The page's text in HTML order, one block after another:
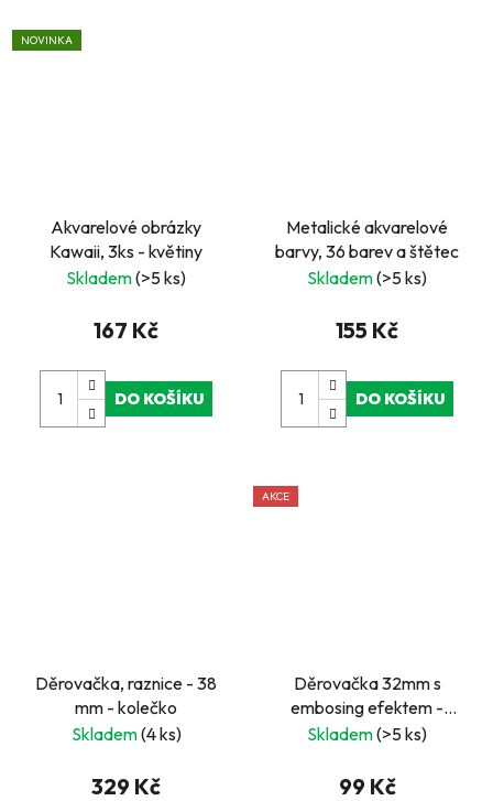
NOVINKA
Akvarelové obrázky
Kawaii, 3ks - květiny
Skladem(>5 ks)
167 Kč
DO KOŠÍKU
Metalické akvarelové
barvy, 36 barev a štětec
Skladem(>5 ks)
155 Kč
DO KOŠÍKU
Děrovačka, raznice - 38
mm - kolečko
Skladem(4 ks)
329 Kč
AKCE
Děrovačka 32mm s
embosing efektem -
nápis ME
Skladem(>5 ks)
99 Kč